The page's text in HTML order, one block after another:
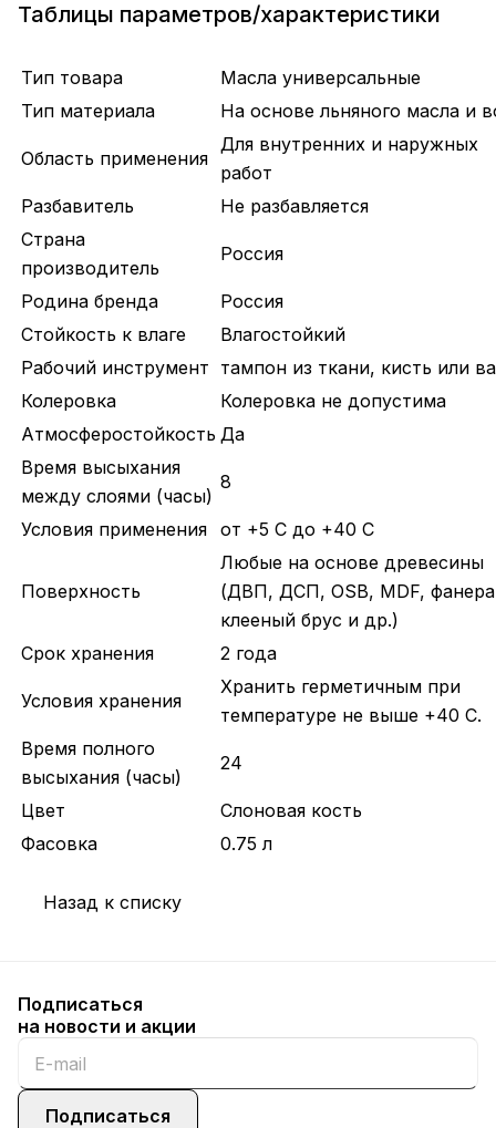
Таблицы параметров/характеристики
Тип товара
Масла универсальные
Тип материала
На основе льняного масла и
Область применения
Для внутренних и наружных
работ
Разбавитель
Не разбавляется
Страна
производитель
Россия
Родина бренда
Россия
Стойкость к влаге
Влагостойкий
Рабочий инструмент тампон из ткани, кисть или
Колеровка
Колеровка не допустима
Атмосферостойкость Да
Время высыхания
между слоями (часы)
8
Условия применения от +5 С до +40 С
Поверхность
Любые на основе древесины
(ДВП, ДСП, OSB, MDF,
клееный брус и др.)
Срок хранения
2 года
Условия хранения
Хранить герметичным при
температуре не выше +40 C.
Время полного
высыхания (часы)
24
Цвет
Слоновая кость
Фасовка
0.75 л
Назад к списку
Подписаться
на новости и акции
Подписаться